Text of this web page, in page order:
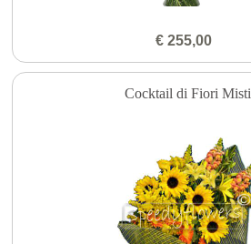
€ 255,00
Cocktail di Fiori Misti